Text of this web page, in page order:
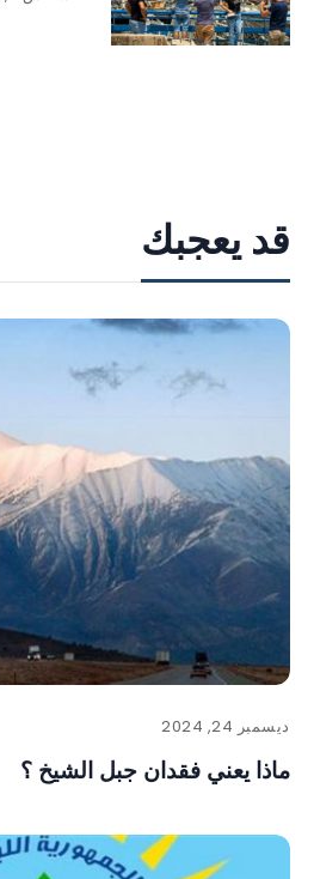
قد يعجبك
ديسمبر 24, 2024
ماذا يعني فقدان جبل الشيخ ؟